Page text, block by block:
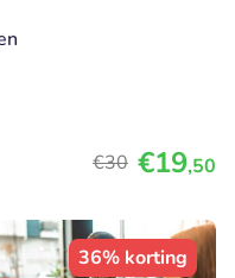
€30 €19,50
36% korting